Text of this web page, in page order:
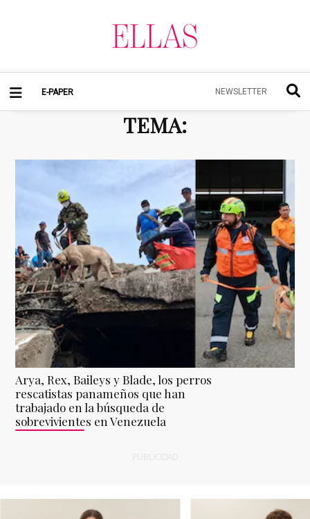
E-PAPER NEWSLETTER
TEMA:
Arya, Rex, Baileys y Blade, los perros
rescatistas panameños que han
trabajado en la búsqueda de
sobrevivientes en Venezuela
PUBLICIDAD